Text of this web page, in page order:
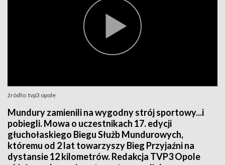
źródło: tvp3 opole
Mundury zamienili na wygodny strój sportowy...i
pobiegli. Mowa o uczestnikach 17. edycji
głuchołaskiego Biegu Służb Mundurowych,
któremu od 2 lat towarzyszy Bieg Przyjaźni na
dystansie 12 kilometrów. Redakcja TVP3 Opole